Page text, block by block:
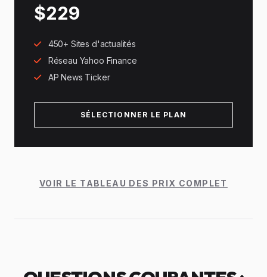
$229
450+ Sites d'actualités
Réseau Yahoo Finance
AP News Ticker
SÉLECTIONNER LE PLAN
VOIR LE TABLEAU DES PRIX COMPLET